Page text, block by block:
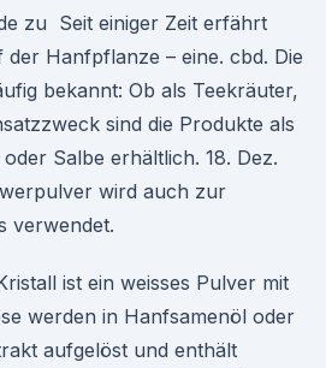
zu Seit einiger Zeit erfährt
der Hanfpflanze – eine. cbd. Die
bekannt: Ob als Teekräuter,
sind die Produkte als
Salbe erhältlich. 18. Dez.
wird auch zur
verwendet.
ist ein weisses Pulver mit
werden in Hanfsamenöl oder
aufgelöst und enthält